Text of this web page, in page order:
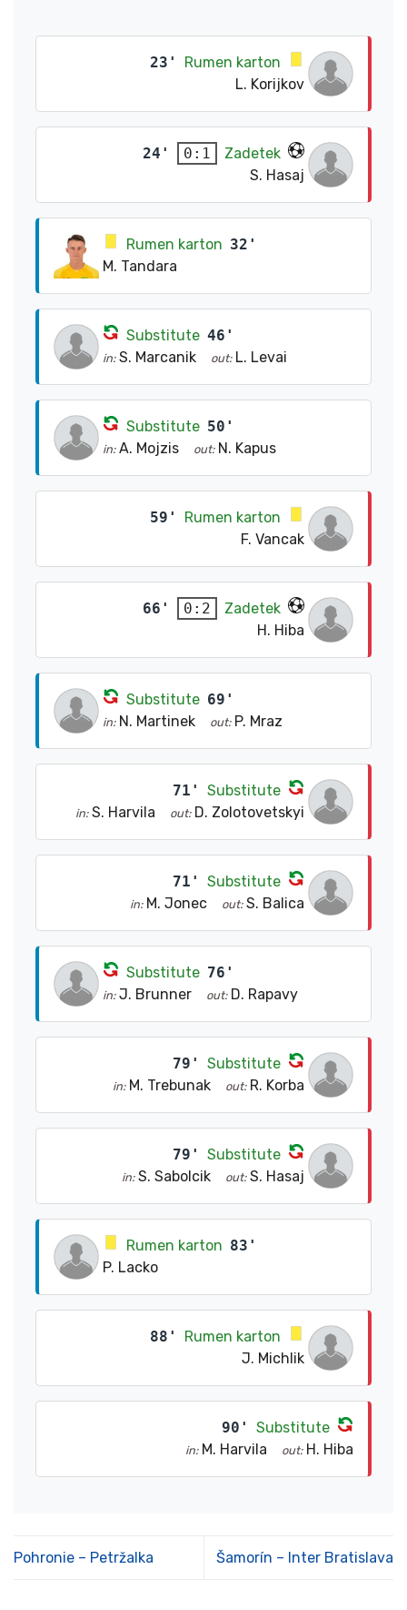
23'
Rumen karton
L. Korijkov
24' 0:1
Zadetek
S. Hasaj
Rumen karton 32'
M. Tandara
Substitute 46'
in: S. Marcanik out: L. Levai
Substitute 50'
in: A. Mojzis out: N. Kapus
59'
Rumen karton
F. Vancak
66' 0:2
Zadetek
H. Hiba
Substitute 69'
in: N. Martinek out: P. Mraz
71' Substitute
in: S. Harvila out: D. Zolotovetskyi
71' Substitute
in: M. Jonec out: S. Balica
Substitute 76'
in: J. Brunner out: D. Rapavy
79' Substitute
in: M. Trebunak out: R. Korba
79' Substitute
in: S. Sabolcik out: S. Hasaj
Rumen karton 83'
P. Lacko
88'
Rumen karton
J. Michlik
90' Substitute
in: M. Harvila out: H. Hiba
Pohronie – Petržalka Šamorín – Inter Bratislava